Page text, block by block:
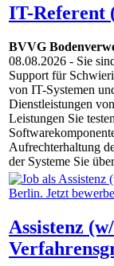
IT-Referent
BVVG
08.08.2026 - Sie
Support für
von IT-Systemen
Dienstleistungen
Leistungen Sie
Aufrechterhaltung
der Systeme Sie
Assistenz